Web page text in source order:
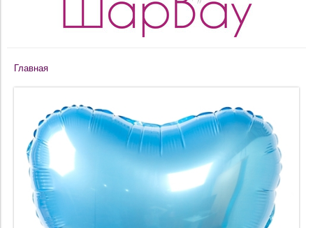
Главная